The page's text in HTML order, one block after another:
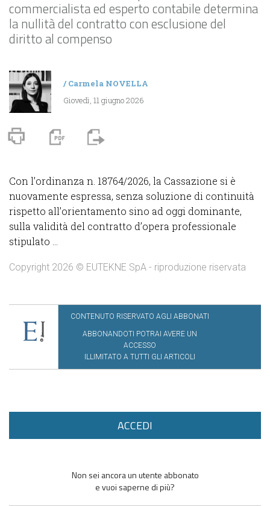
commercialista ed esperto contabile determina
la nullità del contratto con esclusione del
diritto al compenso
/Carmela NOVELLA
Giovedì, 11 giugno 2026
Con l’ordinanza n. 18764/2026, la Cassazione si è
nuovamente espressa, senza soluzione di continuità
rispetto all’orientamento sino ad oggi dominante,
sulla validità del contratto d’opera professionale
stipulato ...
Copyright 2026 © EUTEKNE SpA - riproduzione riservata
CONTENUTO RISERVATO AGLI ABBONATI
ABBONANDOTI POTRAI AVERE UN
ACCESSO
ILLIMITATO A TUTTI GLI ARTICOLI
ACCEDI
Non sei ancora un utente abbonato
e vuoi saperne di più?